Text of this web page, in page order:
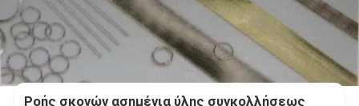
Ροής σκονών ασημένια ύλης συγκολλήσεως